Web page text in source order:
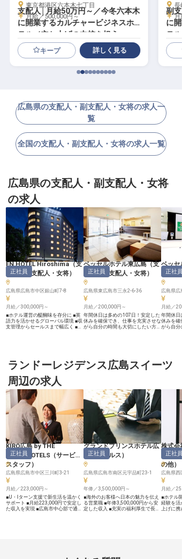
支配人│月給50万円～／今冬六本木
に開業するカルチャービジネスホ
テル／立ち上げの中核を担う
東京都港区六本木七丁目
月給／500,000円～
キープ 詳しく見る
副
に
テ
げに
長
月
広島県の支配人・副支配人・女将の求人一
覧
全国の支配人・副支配人・女将の求人一覧
広島県の支配人・副支配人・女将
の求人
EN HOTEL Hiroshima（支
配人・副支配人・女将）
正社員
広島県広島市中区銀山町7-8
月給／300,000円～
■ホテル運営の醍醐味を存分に ■英
語力を活かせるグローバル環境 ■収
支管理からセールスまで幅広く ■人
るホテルです。おもてなしの心と国
際感覚を兼ね備えたホテルとして、
り組んでいます。広島の文化や歴史
を尊重しながら、現代的な快適さを
融合させた空間で、お客様の思い出
づくりをサポートしています。 ー
ー【ホテルマネジメントのプロフェ
ッショナルとして成長できる環境】
副支配人として、レベニューマネジ
メントから人材育成まで、ホテル運
営の中核を担っていただきます。経
営数値の分析から集客戦略の立案、
チームビルディングなど、ホテルビ
ジネスの多彩な側面に携われるポジ
ションです。英語力を活かした国際
的な環境で、ホスピタリティ業界の
プロフェッショナルとしてさらなる
高みを目指せます。お客様の笑顔は
もちろん、スタッフの成長を見守る
喜びも感じられる、やりがいに満ち
た職場です。あなたのホテルマネジ
メント経験を活かし、共に新たな価
値を創造しませんか？ ※2025年09
月08日時点の情報です
ベッセルホテル東広島（支
配人・副支配人・女将）
正社員
広島県東広島市三永2-6-36
月給／200,000円～
年間休日は多めの107日！安定した
休みを確保でき、仕事を充実させな
がら自分の時間も大切にしたい方に
み、責任者として活躍しませんか？
「ベッセルホテル東広島」は東広島
点の情報です
ベッセ
配人
正社員
広島県
月給／
年間休日
休みを確
がら自分
せんか
を備え
点の情報
ランドーレジデンス広島スイーツ
周辺の求人
KIRO広島 by THE
SHAREHOTELS （サービス
スタッフ ）
正社員
広島県広島市中区三川町3-21
月給／223,000円～
■U・Iターン支援で新生活を温かく
サポート ■月給223,000円で安定し
た収入を実現 ■広島市中心部で通勤
グランドプリンスホテル広
島（セールス ）
正社員
広島県広島市南区元宇品町23-1
年俸／3,500,000円～
■海外のお客様へ日本の魅力を伝え
る営業職 ■年俸3,500,000円から安
定した収入 ■充実の福利厚生で長く
株式会
ング
の他）
正社員
広島県西
月給／
■ホテル
経験を活
上げに